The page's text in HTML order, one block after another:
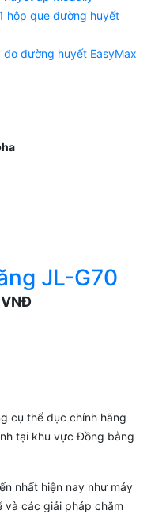
hộp que đường huyết
đo đường huyết EasyMax
JL-G70
cụ thể dục chính hãng
tại khu vực Đồng bằng
nhất hiện nay như máy
và các giải pháp chăm